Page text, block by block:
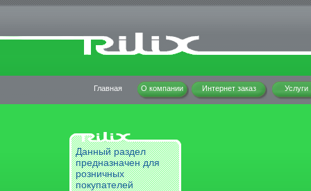
Главная О компании Интернет заказ Услуги
Данный раздел
предназначен для
розничных
покупателей